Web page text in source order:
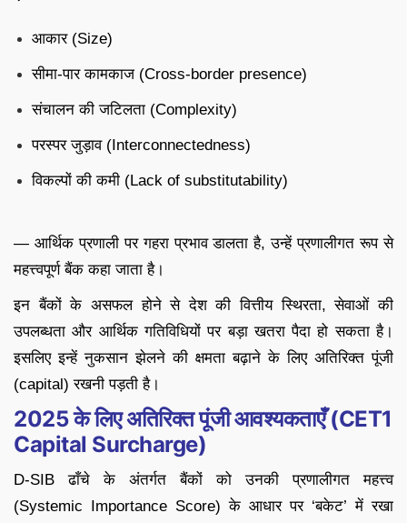
आकार (Size)
सीमा-पार कामकाज (Cross-border presence)
संचालन की जटिलता (Complexity)
परस्पर जुड़ाव (Interconnectedness)
विकल्पों की कमी (Lack of substitutability)
— आर्थिक प्रणाली पर गहरा प्रभाव डालता है, उन्हें प्रणालीगत रूप से
महत्त्वपूर्ण बैंक कहा जाता है।
इन बैंकों के असफल होने से देश की वित्तीय स्थिरता, सेवाओं की
उपलब्धता और आर्थिक गतिविधियों पर बड़ा खतरा पैदा हो सकता है।
इसलिए इन्हें नुकसान झेलने की क्षमता बढ़ाने के लिए अतिरिक्त पूंजी
(capital) रखनी पड़ती है।
2025 के लिए अतिरिक्त पूंजी आवश्यकताएँ (CET1
Capital Surcharge)
D-SIB ढाँचे के अंतर्गत बैंकों को उनकी प्रणालीगत महत्त्व
(Systemic Importance Score) के आधार पर ‘बकेट’ में रखा